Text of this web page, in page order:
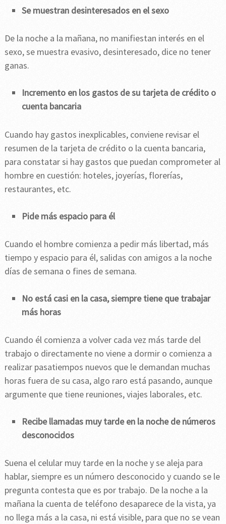
Se muestran desinteresados en el sexo
De la noche a la mañana, no manifiestan interés en el
sexo, se muestra evasivo, desinteresado, dice no tener
ganas.
Incremento en los gastos de su tarjeta de crédito o
cuenta bancaria
Cuando hay gastos inexplicables, conviene revisar el
resumen de la tarjeta de crédito o la cuenta bancaria,
para constatar si hay gastos que puedan comprometer al
hombre en cuestión: hoteles, joyerías, florerías,
restaurantes, etc.
Pide más espacio para él
Cuando el hombre comienza a pedir más libertad, más
tiempo y espacio para él, salidas con amigos a la noche
días de semana o fines de semana.
No está casi en la casa, siempre tiene que trabajar
más horas
Cuando él comienza a volver cada vez más tarde del
trabajo o directamente no viene a dormir o comienza a
realizar pasatiempos nuevos que le demandan muchas
horas fuera de su casa, algo raro está pasando, aunque
argumente que tiene reuniones, viajes laborales, etc.
Recibe llamadas muy tarde en la noche de números
desconocidos
Suena el celular muy tarde en la noche y se aleja para
hablar, siempre es un número desconocido y cuando se le
pregunta contesta que es por trabajo. De la noche a la
mañana la cuenta de teléfono desaparece de la vista, ya
no llega más a la casa, ni está visible, para que no se vean